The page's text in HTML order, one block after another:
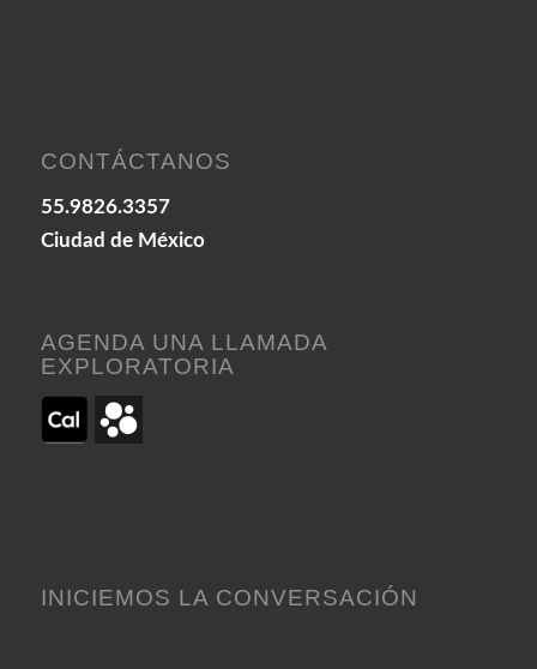
CONTÁCTANOS
55.9826.3357
Ciudad de México
AGENDA UNA LLAMADA
EXPLORATORIA
INICIEMOS LA CONVERSACIÓN